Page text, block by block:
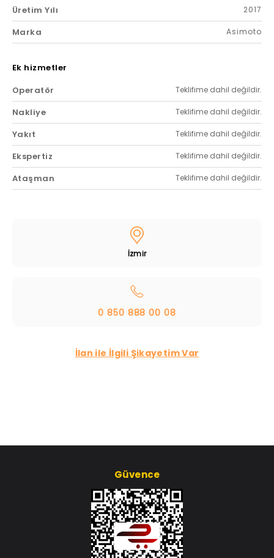
Üretim Yılı 2017
Marka Asimoto
Ek hizmetler
Operatör
Teklifime dahil değildir.
Nakliye Teklifime dahil değildir.
Yakıt Teklifime dahil değildir.
Ekspertiz Teklifime dahil değildir.
Ataşman Teklifime dahil değildir.
İzmir
0 850 888 00 08
İlan ile İlgili Şikayetim Var
Güvence